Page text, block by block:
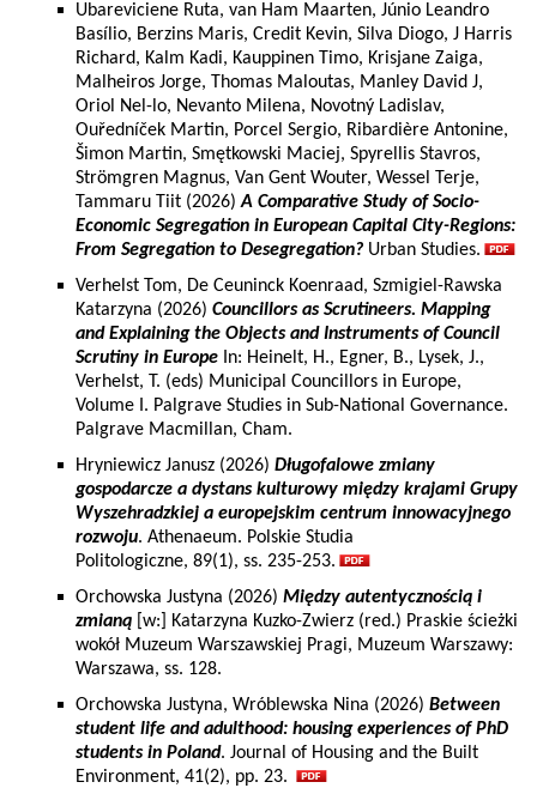
Ubareviciene Ruta, van Ham Maarten, Júnio Leandro
Basílio, Berzins Maris, Credit Kevin, Silva Diogo, J Harris
Richard, Kalm Kadi, Kauppinen Timo, Krisjane Zaiga,
Malheiros Jorge, Thomas Maloutas, Manley David J,
Oriol Nel-lo, Nevanto Milena, Novotný Ladislav,
Ouředníček Martin, Porcel Sergio, Ribardière Antonine,
Šimon Martin, Smętkowski Maciej, Spyrellis Stavros,
Strömgren Magnus, Van Gent Wouter, Wessel Terje,
Tammaru Tiit (2026)A Comparative Study of Socio-
Economic Segregation in European Capital City-Regions:
From Segregation to Desegregation? Urban Studies.
Verhelst Tom, De Ceuninck Koenraad, Szmigiel-Rawska
Katarzyna (2026) Councillors as Scrutineers. Mapping
and Explaining the Objects and Instruments of Council
Scrutiny in Europe In: Heinelt, H., Egner, B., Lysek, J.,
Verhelst, T. (eds) Municipal Councillors in Europe,
Volume I. Palgrave Studies in Sub-National Governance.
Palgrave Macmillan, Cham.
Hryniewicz Janusz (2026) Długofalowe zmiany
gospodarcze a dystans kulturowy między krajami Grupy
Wyszehradzkiej a europejskim centrum innowacyjnego
rozwoju. Athenaeum. Polskie Studia
Politologiczne, 89(1), ss. 235-253.
Orchowska Justyna (2026) Między autentycznością i
zmianą [w:] Katarzyna Kuzko-Zwierz (red.) Praskie ścieżki
wokół Muzeum Warszawskiej Pragi, Muzeum Warszawy:
Warszawa, ss. 128.
Orchowska Justyna, Wróblewska Nina (2026) Between
student life and adulthood: housing experiences of PhD
students in Poland. Journal of Housing and the Built
Environment, 41(2), pp. 23.